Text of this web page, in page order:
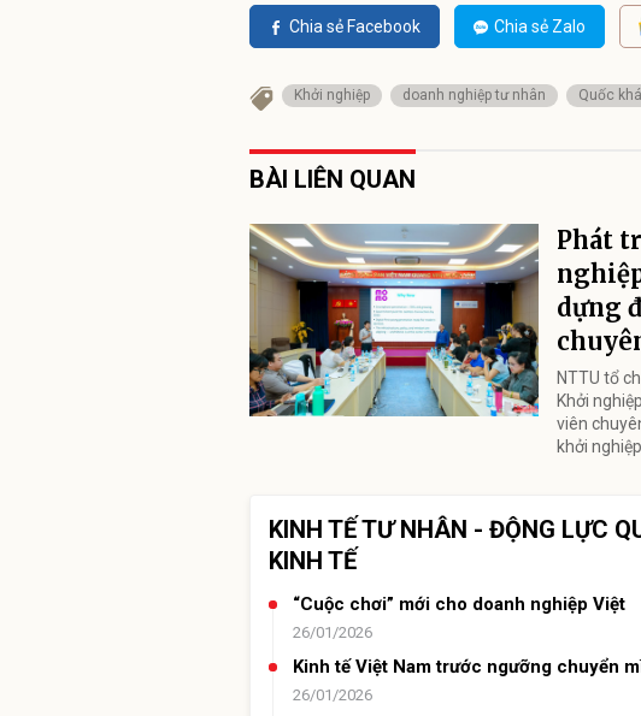
Chia sẻ Facebook Chia sẻ Zalo
Khởi nghiệp doanh nghiệp tư nhân Quốc
BÀI LIÊN QUAN
Phát
dựng
NTTU tổ
Khởi
viên
khởi
KINH TẾ TƯ NHÂN - ĐỘNG LỰC
KINH TẾ
“Cuộc chơi” mới cho doanh nghiệp Việt
26/01/2026
Kinh tế Việt Nam trước ngưỡng chuyển
26/01/2026